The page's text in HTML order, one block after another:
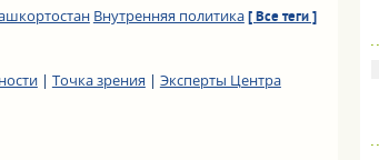
Внутренняя политика [ Все теги ]
| Точка зрения | Эксперты Центра